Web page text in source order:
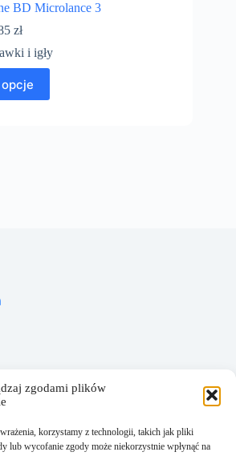
zgodami plików
korzystamy z technologii, takich jak pliki
lub wycofanie zgody może niekorzystnie wpłynąć na
BD Microlance 3
zł
i igły